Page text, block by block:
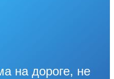
на дороге, не